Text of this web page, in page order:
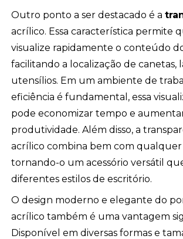
Outro ponto a ser destacado é a
acrílico. Essa característica permite
visualize rapidamente o conteúdo
facilitando a localização de canetas,
utensílios. Em um ambiente de
eficiência é fundamental, essa
pode economizar tempo e
produtividade. Além disso, a
acrílico combina bem com qualquer
tornando-o um acessório versátil
diferentes estilos de escritório.
O design moderno e elegante do
acrílico também é uma vantagem
Disponível em diversas formas e